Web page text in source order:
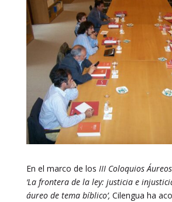
En el marco de los III Coloquios
‘La frontera de la ley: justicia e
áureo de tema bíblico’, Cilengua ha